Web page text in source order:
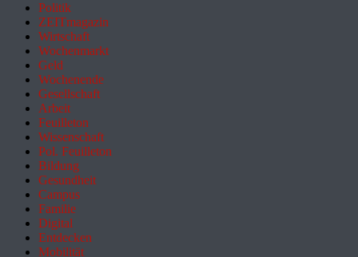
Politik
ZEITmagazin
Wirtschaft
Wochenmarkt
Geld
Wochenende
Gesellschaft
Arbeit
Feuilleton
Wissenschaft
Pol. Feuilleton
Bildung
Gesundheit
Campus
Familie
Digital
Entdecken
Mobilität